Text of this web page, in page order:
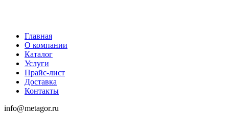
Главная
О компании
Каталог
Услуги
Прайс-лист
Доставка
Контакты
info@metagor.ru